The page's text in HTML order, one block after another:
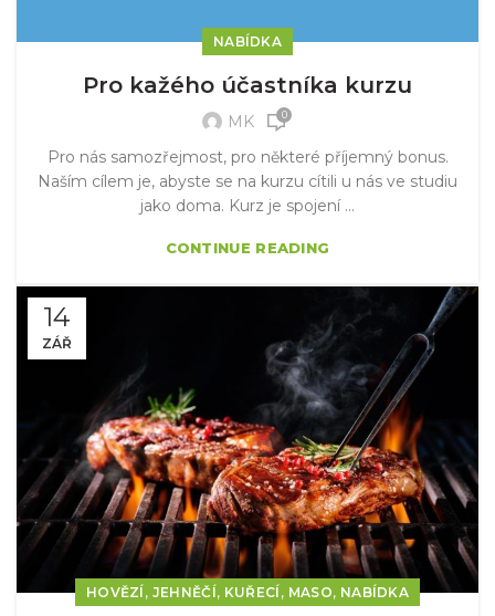
NABÍDKA
Pro kažého účastníka kurzu
MK 0
Pro nás samozřejmost, pro některé příjemný bonus.
Naším cílem je, abyste se na kurzu cítili u nás ve studiu
jako doma. Kurz je spojení ...
CONTINUE READING
14
ZÁŘ
HOVĚZÍ , JEHNĚČÍ, KUŘECÍ , MASO, NABÍDKA